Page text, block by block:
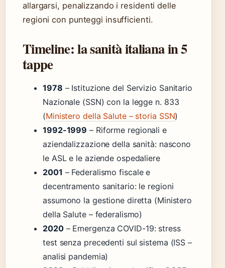
allargarsi, penalizzando i residenti delle
regioni con punteggi insufficienti.
Timeline: la sanità italiana in 5
tappe
1978 – Istituzione del Servizio Sanitario
Nazionale (SSN) con la legge n. 833
(Ministero della Salute – storia SSN)
1992-1999 – Riforme regionali e
aziendalizzazione della sanità: nascono
le ASL e le aziende ospedaliere
2001 – Federalismo fiscale e
decentramento sanitario: le regioni
assumono la gestione diretta (Ministero
della Salute – federalismo)
2020– Emergenza COVID-19: stress
test senza precedenti sul sistema (ISS –
analisi pandemia)